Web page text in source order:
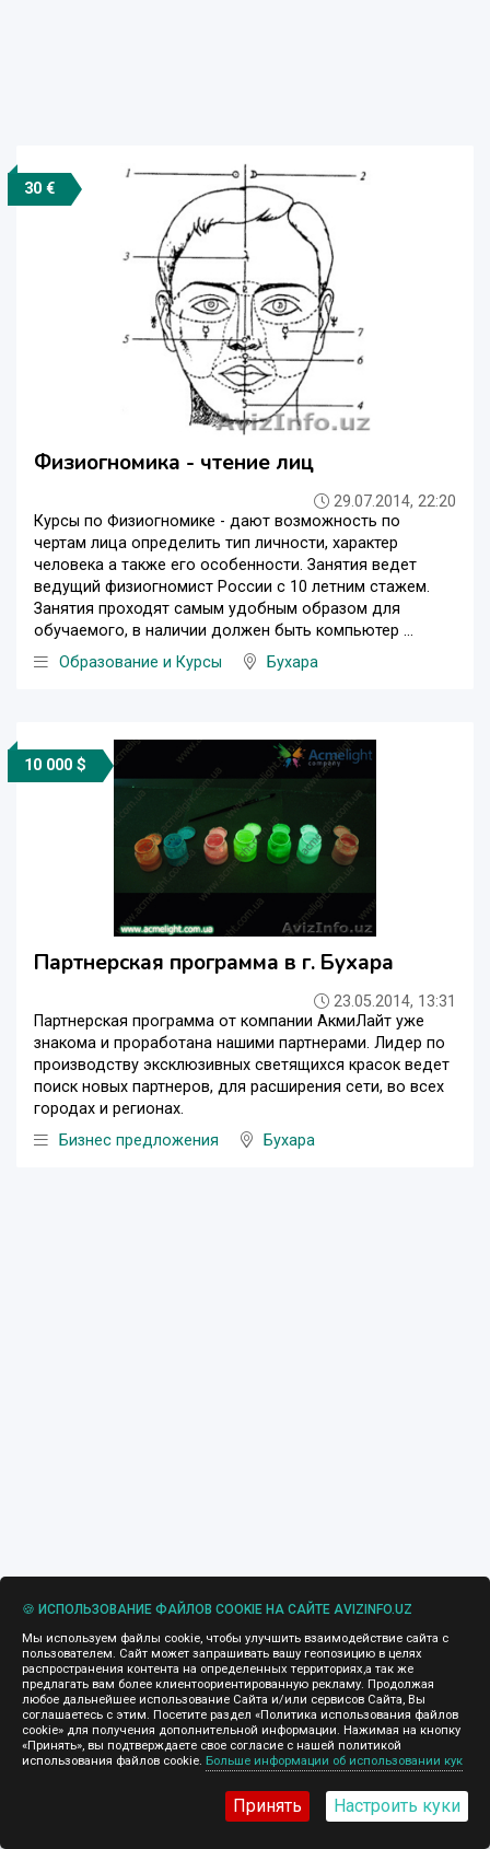
30 €
Физиогномика - чтение лиц
29.07.2014, 22:20
Курсы по Физиогномике - дают возможность по
чертам лица определить тип личности, характер
человека а также его особенности. Занятия ведет
ведущий физиогномист России с 10 летним стажем.
Занятия проходят самым удобным образом для
обучаемого, в наличии должен быть компьютер ...
Образование и Курсы
Бухара
10 000 $
Партнерская программа в г. Бухара
23.05.2014, 13:31
Партнерская программа от компании АкмиЛайт уже
знакома и проработана нашими партнерами. Лидер по
производству эксклюзивных светящихся красок ведет
поиск новых партнеров, для расширения сети, во всех
городах и регионах.
Бизнес предложения
Бухара
🍪 ИСПОЛЬЗОВАНИЕ ФАЙЛОВ COOKIE НА САЙТЕ AVIZINFO.UZ
Мы используем файлы cookie, чтобы улучшить взаимодействие сайта с
пользователем. Сайт может запрашивать вашу геопозицию в целях
распространения контента на определенных территориях,а так же
предлагать вам более клиентоориентированную рекламу. Продолжая
любое дальнейшее использование Сайта и/или сервисов Сайта, Вы
соглашаетесь с этим. Посетите раздел «Политика использования файлов
cookie» для получения дополнительной информации. Нажимая на кнопку
«Принять», вы подтверждаете свое согласие с нашей политикой
использования файлов cookie. Больше информации об использовании кук
Принять Настроить куки